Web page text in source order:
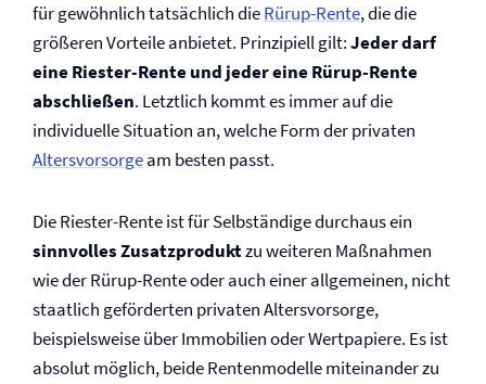
für gewöhnlich tatsächlich dieRürup-Rente, die die
größeren Vorteile anbietet. Prinzipiell gilt:Jeder darf
eine Riester-Rente und jeder eine Rürup-Rente
abschließen. Letztlich kommt es immer auf die
individuelle Situation an, welche Form der privaten
Altersvorsorgeam besten passt.
Die Riester-Rente ist für Selbständige durchaus ein
sinnvolles Zusatzproduktzu weiteren Maßnahmen
wie der Rürup-Rente oder auch einer allgemeinen, nicht
staatlich geförderten privaten Altersvorsorge,
beispielsweise über Immobilien oder Wertpapiere. Es ist
absolut möglich, beide Rentenmodelle miteinander zu